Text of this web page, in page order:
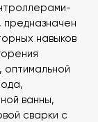
навыков
оптимальной
ванны,
сварки с